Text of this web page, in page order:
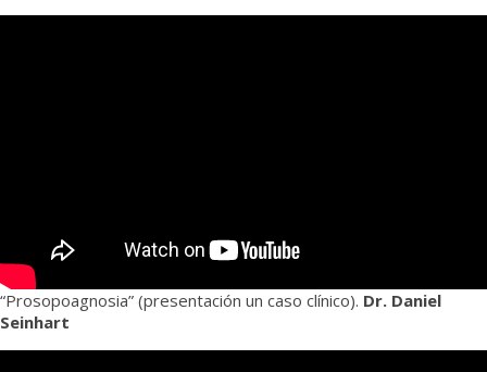
“Prosopoagnosia” (presentación un caso clínico). Dr. Daniel
Seinhart